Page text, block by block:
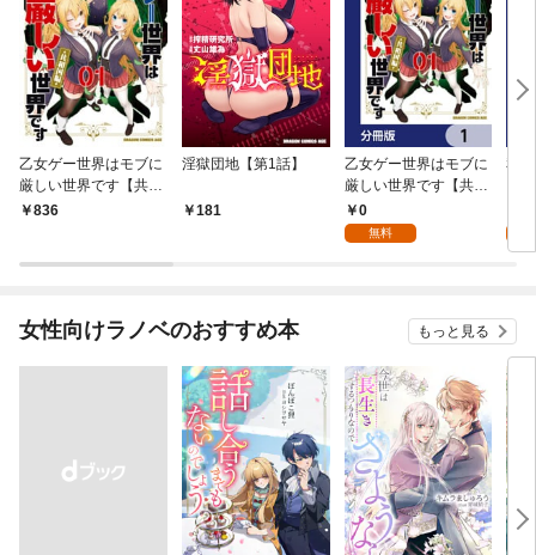
乙女ゲー世界はモブに
厳しい世界です【共和
国編】 ０１
836
淫獄団地【第1話】
181
乙女ゲー世界はモブに
厳しい世界です【共和
国編】【分冊版】 1
0
無料
私
を
版
女性向けラノベのおすすめ本 もっと見る